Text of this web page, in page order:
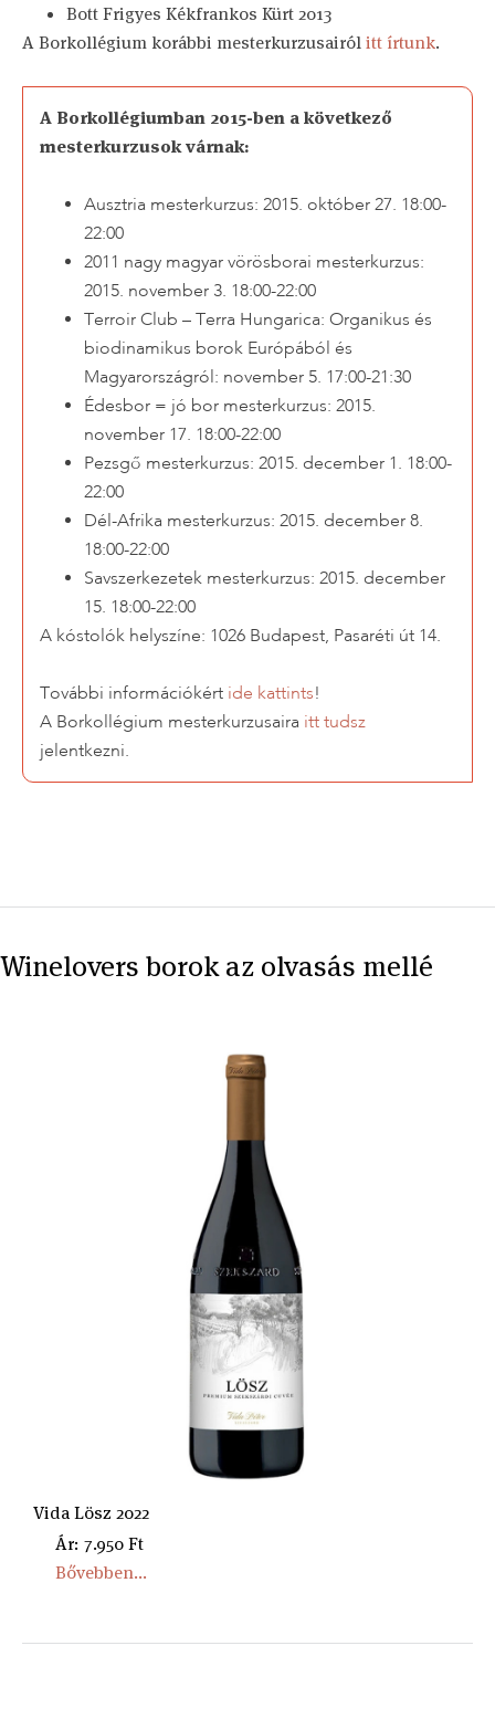
Bott Frigyes Kékfrankos Kürt 2013
A Borkollégium korábbi mesterkurzusairólitt írtunk.
A Borkollégiumban 2015-ben a következő
mesterkurzusok várnak:
Ausztria mesterkurzus: 2015. október 27. 18:00-
22:00
2011 nagy magyar vörösborai mesterkurzus:
2015. november 3. 18:00-22:00
Terroir Club – Terra Hungarica: Organikus és
biodinamikus borok Európából és
Magyarországról: november 5. 17:00-21:30
Édesbor = jó bor mesterkurzus: 2015.
november 17. 18:00-22:00
Pezsgő mesterkurzus: 2015. december 1. 18:00-
22:00
Dél-Afrika mesterkurzus: 2015. december 8.
18:00-22:00
Savszerkezetek mesterkurzus: 2015. december
15. 18:00-22:00
A kóstolók helyszíne: 1026 Budapest, Pasaréti út 14.
További információkért ide kattints!
A Borkollégium mesterkurzusaira itt tudsz
jelentkezni.
Winelovers borok az olvasás mellé
Vida Lösz 2022
Ár: 7.950 Ft
Bővebben...